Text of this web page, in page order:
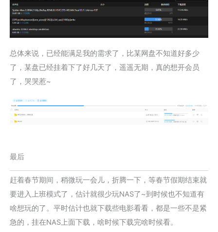
总体来说，已经能满足我的需求了，比某网盘不知道好多少
了，某盘已经挂着下了好几天了，遥遥无期，真的想开会员
了，哭哭惹~
最后
赶着春节期间，稍微玩一会儿，折腾一下，等春节假期结束就
要进入上班模式了，估计就很少玩NAS了~到时候也不知道有
啥想玩的了。平时估计也就下载些电影看看，都是一些不是紧
急的，挂在NAS上面下载，啥时候下载完啥时候看。